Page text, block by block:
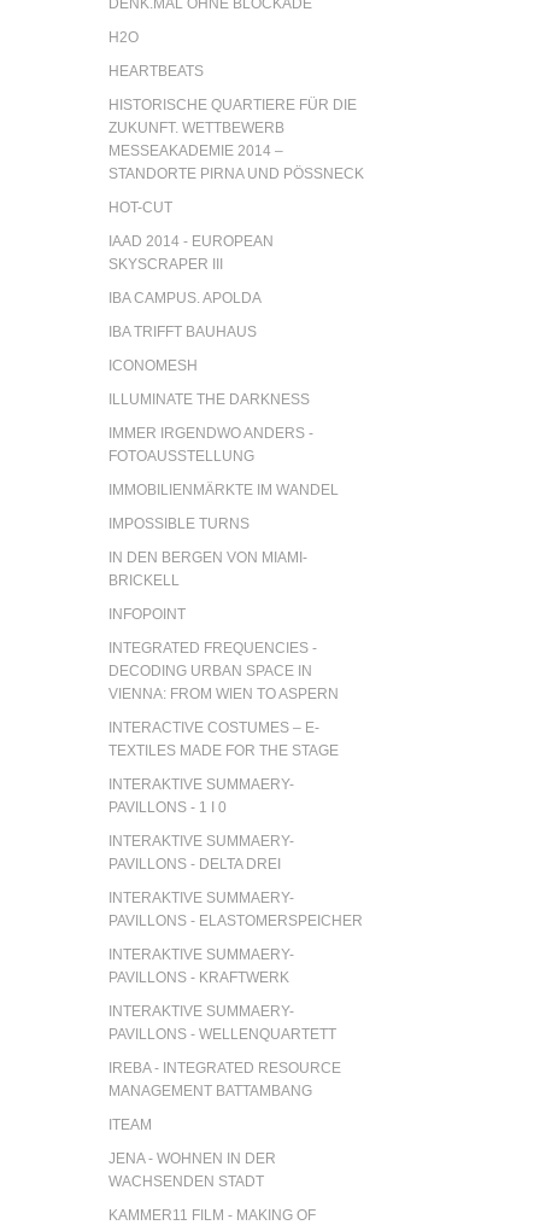
H2O
HEARTBEATS
HISTORISCHE QUARTIERE FÜR DIE
ZUKUNFT. WETTBEWERB
MESSEAKADEMIE 2014 –
STANDORTE PIRNA UND PÖSSNECK
HOT-CUT
IAAD 2014 - EUROPEAN
SKYSCRAPER III
IBA CAMPUS. APOLDA
IBA TRIFFT BAUHAUS
ICONOMESH
ILLUMINATE THE DARKNESS
IMMER IRGENDWO ANDERS -
FOTOAUSSTELLUNG
IMMOBILIENMÄRKTE IM WANDEL
IMPOSSIBLE TURNS
IN DEN BERGEN VON MIAMI-
BRICKELL
INFOPOINT
INTEGRATED FREQUENCIES -
DECODING URBAN SPACE IN
VIENNA: FROM WIEN TO ASPERN
INTERACTIVE COSTUMES – E-
TEXTILES MADE FOR THE STAGE
INTERAKTIVE SUMMAERY-
PAVILLONS - 1 I 0
INTERAKTIVE SUMMAERY-
PAVILLONS - DELTA DREI
INTERAKTIVE SUMMAERY-
PAVILLONS - ELASTOMERSPEICHER
INTERAKTIVE SUMMAERY-
PAVILLONS - KRAFTWERK
INTERAKTIVE SUMMAERY-
PAVILLONS - WELLENQUARTETT
IREBA - INTEGRATED RESOURCE
MANAGEMENT BATTAMBANG
ITEAM
JENA - WOHNEN IN DER
WACHSENDEN STADT
KAMMER11 FILM - MAKING OF